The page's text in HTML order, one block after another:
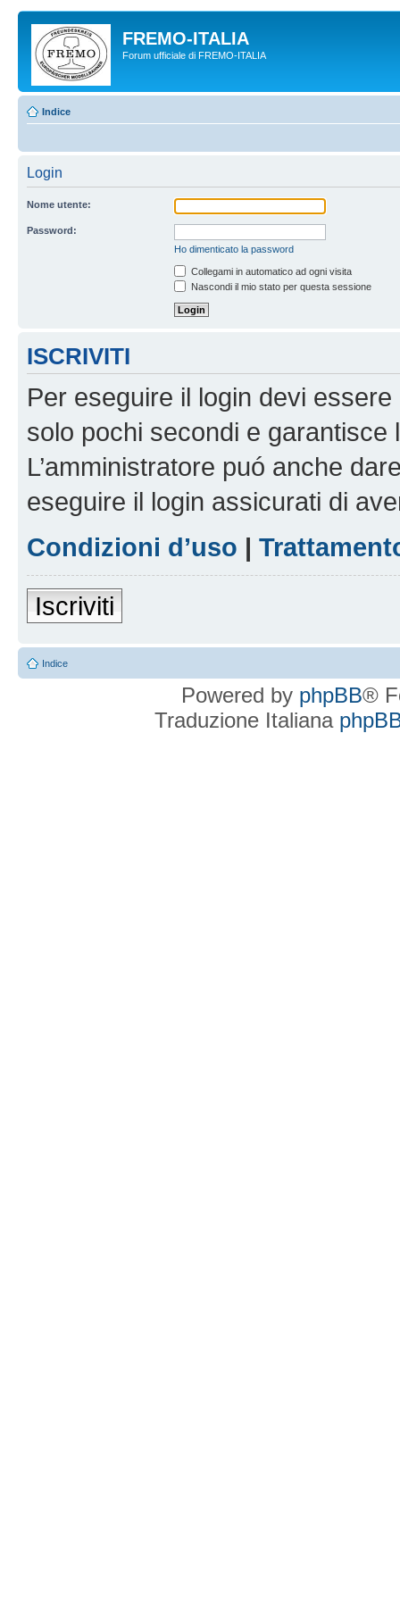
FREMO-ITALIA
Forum ufficiale di FREMO-ITALIA
Indice
Login
Nome utente:
Password:
Ho dimenticato la password
Collegami in automatico ad ogni visita
Nascondi il mio stato per questa sessione
ISCRIVITI
Per eseguire il login devi
solo pochi secondi e garantisce
L’amministratore puó anche
eseguire il login assicurati di
Condizioni d’uso |
Iscriviti
Indice
Powered by phpBB®
Traduzione Italiana